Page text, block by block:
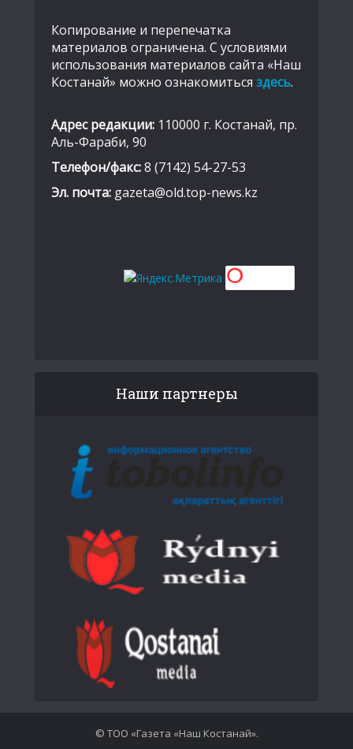
Копирование и перепечатка
материалов ограничена. С условиями
использования материалов сайта «Наш
Костанай» можно ознакомиться здесь.
Адрес редакции: 110000 г. Костанай, пр.
Аль-Фараби, 90
Телефон/факс:8 (7142) 54-27-53
Эл. почта: gazeta@old.top-news.kz
Наши партнеры
© ТОО «Газета «Наш Костанай».